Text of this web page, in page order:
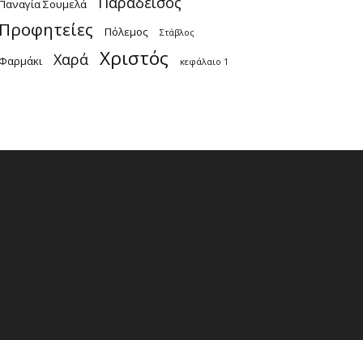
Σουμελά
Πόλεμος Στάβλος
Χαρά Χριστός κεφάλαιο 1